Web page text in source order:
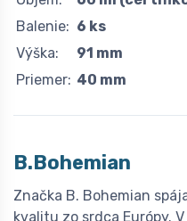
Balenie: 6 ks
Výška:
91 mm
Priemer: 40 mm
B.Bohemian
Značka B. Bohemian
kvalitu zo srdca Európy.